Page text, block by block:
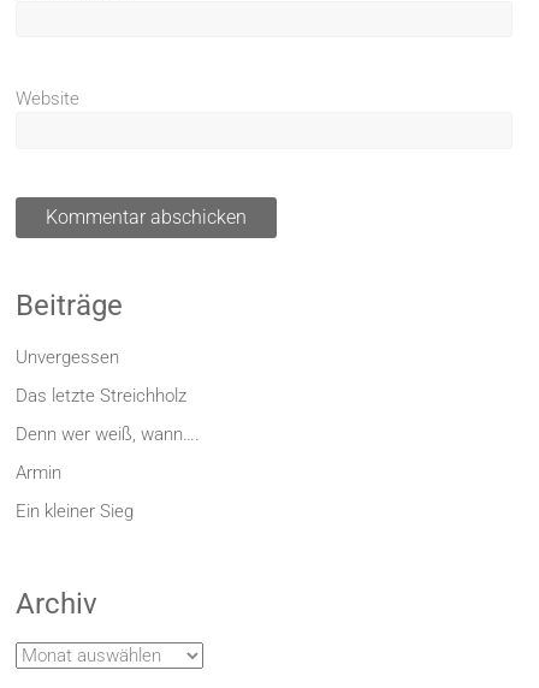
Website
Beiträge
Unvergessen
Das letzte Streichholz
Denn wer weiß, wann….
Armin
Ein kleiner Sieg
Archiv
Archiv